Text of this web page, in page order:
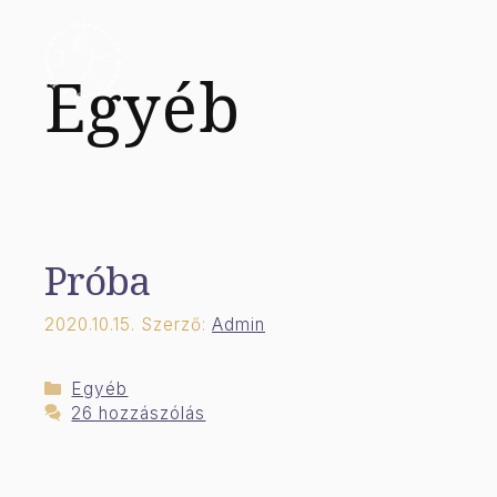
tartalomba
Egyéb
Próba
2020.10.15. Szerző: Admin
Kategória
Egyéb
26 hozzászólás